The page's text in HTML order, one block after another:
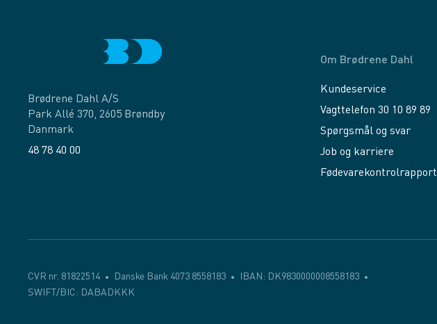
Brødrene Dahl A/S
Park Allé 370, 2605 Brøndby
Danmark
48 78 40 00
Om Brødrene Dahl
Kundeservice
Vagttelefon 30 10 89 89
Spørgsmål og svar
Job og karriere
Fødevarekontrolrapport
CVR nr. 81822514 Danske Bank 4073 8558183
IBAN: DK9830000008558183
SWIFT/BIC: DABADKKK